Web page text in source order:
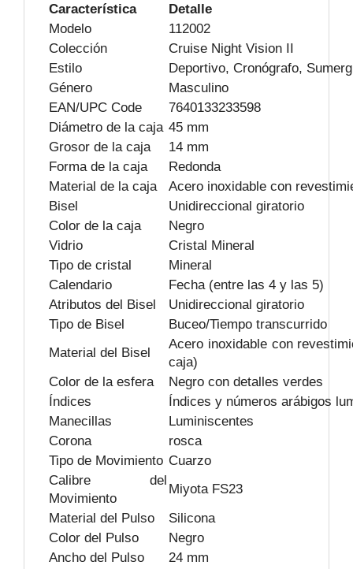
Característica
Detalle
Modelo
112002
Colección
Cruise Night Vision II
Estilo
Deportivo, Cronógrafo,
Género
Masculino
EAN/UPC Code
7640133233598
Diámetro de la caja 45 mm
Grosor de la caja
14 mm
Forma de la caja
Redonda
Material de la caja
Acero inoxidable con
Bisel
Unidireccional giratorio
Color de la caja
Negro
Vidrio
Cristal Mineral
Tipo de cristal
Mineral
Calendario
Fecha (entre las 4 y las 5)
Atributos del Bisel
Unidireccional giratorio
Tipo de Bisel
Buceo/Tiempo transcurrido
Material del Bisel
Acero inoxidable con
caja)
Color de la esfera
Negro con detalles verdes
Índices
Índices y números arábigos
Manecillas
Luminiscentes
Corona
rosca
Tipo de Movimiento Cuarzo
Calibre del
Movimiento
Miyota FS23
Material del Pulso
Silicona
Color del Pulso
Negro
Ancho del Pulso
24 mm